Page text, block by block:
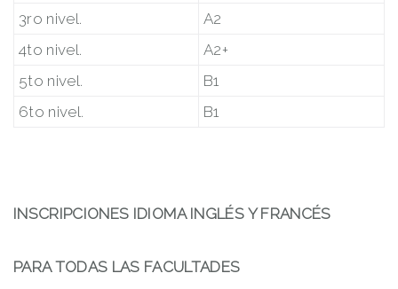
3ro nivel.
A2
4to nivel.
A2+
5to nivel.
B1
6to nivel.
B1
INSCRIPCIONES IDIOMA INGLÉS Y FRANCÉS
PARA TODAS LAS FACULTADES